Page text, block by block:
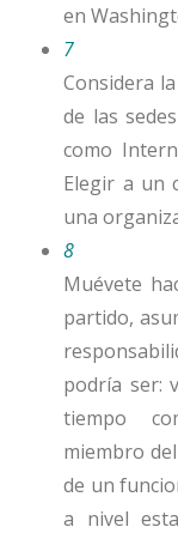
en
7
Considera
de las
como
Elegir a un
una
8
Muévete
partido,
podría ser:
tiempo
miembro
de un
a nivel